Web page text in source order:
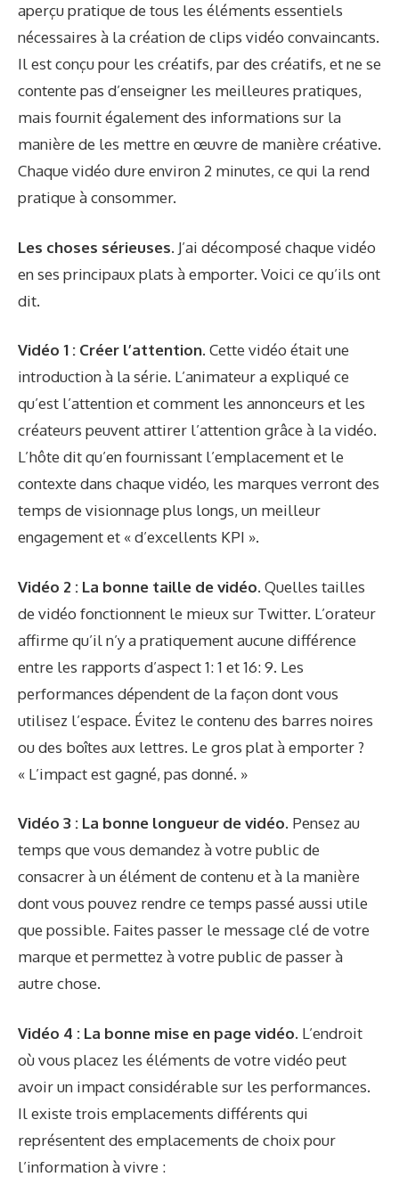
aperçu pratique de tous les éléments essentiels
nécessaires à la création de clips vidéo convaincants.
Il est conçu pour les créatifs, par des créatifs, et ne se
contente pas d’enseigner les meilleures pratiques,
mais fournit également des informations sur la
manière de les mettre en œuvre de manière créative.
Chaque vidéo dure environ 2 minutes, ce qui la rend
pratique à consommer.
Les choses sérieuses. J’ai décomposé chaque vidéo
en ses principaux plats à emporter. Voici ce qu’ils ont
dit.
Vidéo 1 : Créer l’attention. Cette vidéo était une
introduction à la série. L’animateur a expliqué ce
qu’est l’attention et comment les annonceurs et les
créateurs peuvent attirer l’attention grâce à la vidéo.
L’hôte dit qu’en fournissant l’emplacement et le
contexte dans chaque vidéo, les marques verront des
temps de visionnage plus longs, un meilleur
engagement et « d’excellents KPI ».
Vidéo 2 : La bonne taille de vidéo. Quelles tailles
de vidéo fonctionnent le mieux sur Twitter. L’orateur
affirme qu’il n’y a pratiquement aucune différence
entre les rapports d’aspect 1: 1 et 16: 9. Les
performances dépendent de la façon dont vous
utilisez l’espace. Évitez le contenu des barres noires
ou des boîtes aux lettres. Le gros plat à emporter ?
« L’impact est gagné, pas donné. »
Vidéo 3 : La bonne longueur de vidéo. Pensez au
temps que vous demandez à votre public de
consacrer à un élément de contenu et à la manière
dont vous pouvez rendre ce temps passé aussi utile
que possible. Faites passer le message clé de votre
marque et permettez à votre public de passer à
autre chose.
Vidéo 4 : La bonne mise en page vidéo. L’endroit
où vous placez les éléments de votre vidéo peut
avoir un impact considérable sur les performances.
Il existe trois emplacements différents qui
représentent des emplacements de choix pour
l’information à vivre :